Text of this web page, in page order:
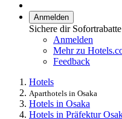
Anmelden
Sichere dir
Anmelden
Mehr zu
Feedback
Hotels
Aparthotels in Osaka
Hotels in Osaka
Hotels in Präfektur